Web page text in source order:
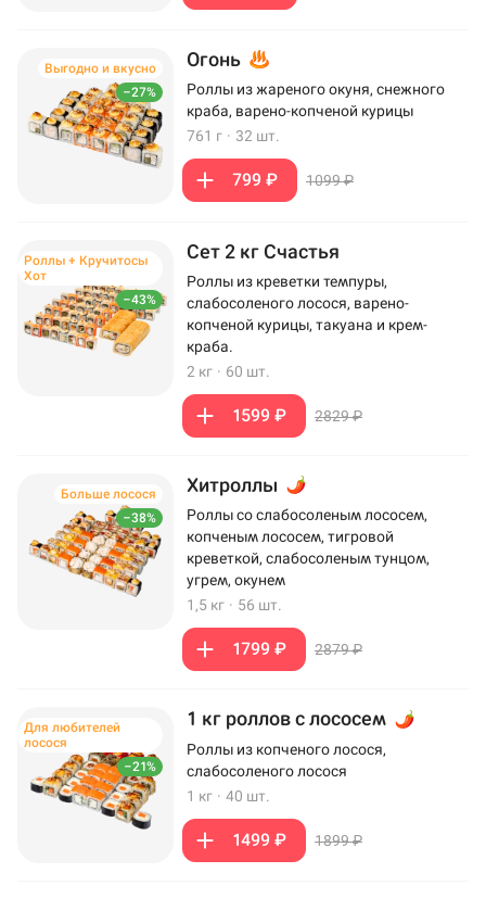
–27%
Выгодно и вкусно Огонь
Роллы из жареного окуня, снежного
краба, варено-копченой курицы
761 г · 32 шт.
799 ₽ 1099 ₽
–43%
Роллы + Кручитосы
Хот
Сет 2 кг Счастья
Роллы из креветки темпуры,
слабосоленого лосося, варено-
копченой курицы, такуана и крем-
краба.
2 кг · 60 шт.
1599 ₽ 2829 ₽
–38%
Больше лосося Хитроллы
Роллы со слабосоленым лососем,
копченым лососем, тигровой
креветкой, слабосоленым тунцом,
угрем, окунем
1,5 кг · 56 шт.
1799 ₽ 2879 ₽
–21%
Для любителей
лосося
1 кг роллов с лососем
Роллы из копченого лосося,
слабосоленого лосося
1 кг · 40 шт.
1499 ₽ 1899 ₽